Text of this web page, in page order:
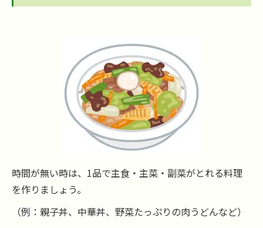
時間が無い時は、1品で主食・主菜・副菜がとれる料理
を作りましょう。
（例：親子丼、中華丼、野菜たっぷりの肉うどんなど）